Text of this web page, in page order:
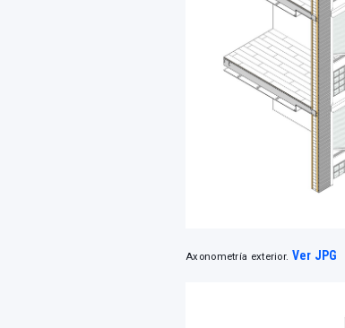
Axonometría exterior. Ver JPG